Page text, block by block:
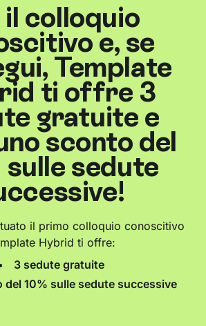
il colloquio
e, se
Template
ti offre 3
gratuite e
sconto del
sulle sedute
il primo colloquio conoscitivo
Hybrid ti offre:
3 sedute gratuite
del 10% sulle sedute successive